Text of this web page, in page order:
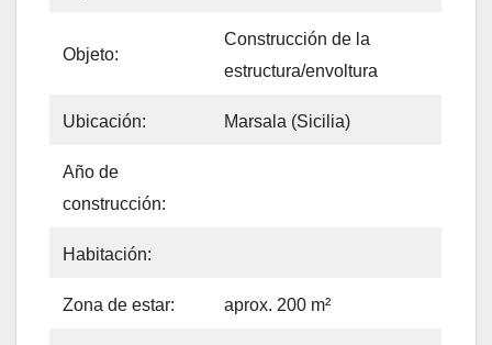
Objeto:
Construcción de la
estructura/envoltura
Ubicación: Marsala (Sicilia)
Año de
construcción:
Habitación:
Zona de estar: aprox. 200 m²